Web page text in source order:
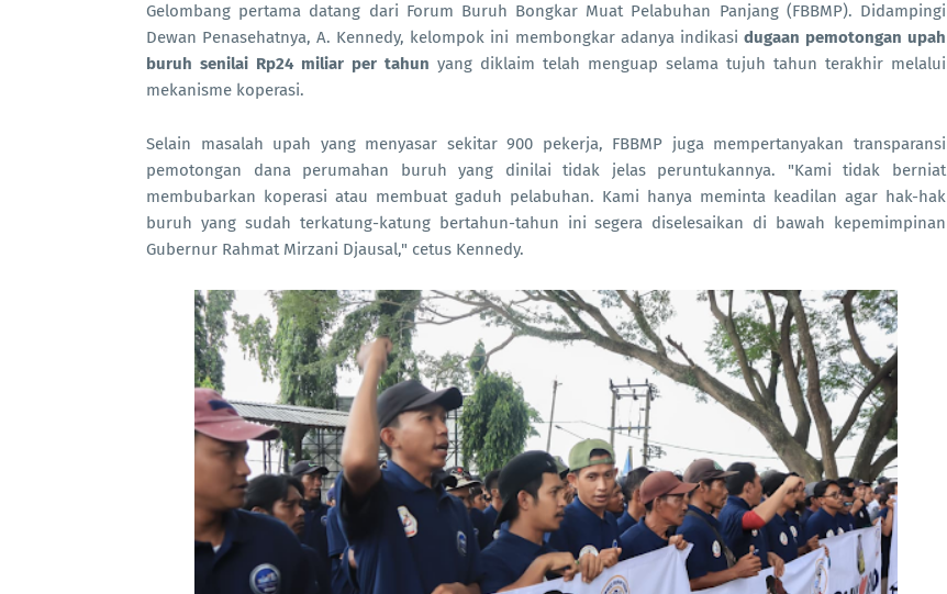
Gelombang pertama datang dari Forum Buruh Bongkar Muat Pelabuhan Panjang (FBBMP). Didampingi
Dewan Penasehatnya, A. Kennedy, kelompok ini membongkar adanya indikasi dugaan pemotongan upah
buruh senilai Rp24 miliar per tahun yang diklaim telah menguap selama tujuh tahun terakhir melalui
mekanisme koperasi.
Selain masalah upah yang menyasar sekitar 900 pekerja, FBBMP juga mempertanyakan transparansi
pemotongan dana perumahan buruh yang dinilai tidak jelas peruntukannya. "Kami tidak berniat
membubarkan koperasi atau membuat gaduh pelabuhan. Kami hanya meminta keadilan agar hak-hak
buruh yang sudah terkatung-katung bertahun-tahun ini segera diselesaikan di bawah kepemimpinan
Gubernur Rahmat Mirzani Djausal," cetus Kennedy.